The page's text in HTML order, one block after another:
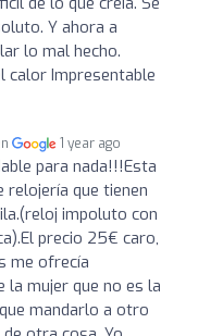
Y ahora a
lo mal hecho.
calor Impresentable
1 year ago
para nada!!!Esta
que tienen
impoluto con
precio 25€ caro,
me ofrecía
la mujer que no es la
mandarlo a otro